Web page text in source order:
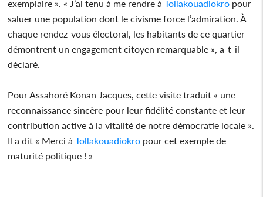
exemplaire ». « J’ai tenu à me rendre à Tollakouadiokro pour
saluer une population dont le civisme force l’admiration. À
chaque rendez-vous électoral, les habitants de ce quartier
démontrent un engagement citoyen remarquable », a-t-il
déclaré.
Pour Assahoré Konan Jacques, cette visite traduit « une
reconnaissance sincère pour leur fidélité constante et leur
contribution active à la vitalité de notre démocratie locale ».
Il a dit « Merci à Tollakouadiokro pour cet exemple de
maturité politique ! »